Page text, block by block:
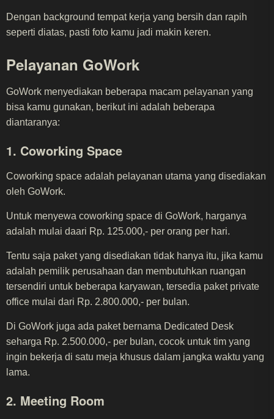
Dengan background tempat kerja yang bersih dan rapih
seperti diatas, pasti foto kamu jadi makin keren.
Pelayanan GoWork
GoWork menyediakan beberapa macam pelayanan yang
bisa kamu gunakan, berikut ini adalah beberapa
diantaranya:
1. Coworking Space
Coworking space adalah pelayanan utama yang disediakan
oleh GoWork.
Untuk menyewa coworking space di GoWork, harganya
adalah mulai daari Rp. 125.000,- per orang per hari.
Tentu saja paket yang disediakan tidak hanya itu, jika kamu
adalah pemilik perusahaan dan membutuhkan ruangan
tersendiri untuk beberapa karyawan, tersedia paket private
office mulai dari Rp. 2.800.000,- per bulan.
Di GoWork juga ada paket bernama Dedicated Desk
seharga Rp. 2.500.000,- per bulan, cocok untuk tim yang
ingin bekerja di satu meja khusus dalam jangka waktu yang
lama.
2. Meeting Room